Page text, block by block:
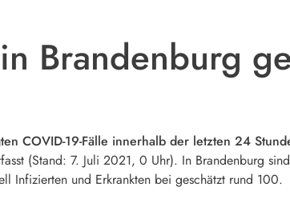
Brandenburg
COVID-19-Fälle innerhalb der letzten 24
(Stand: 7. Juli 2021, 0 Uhr). In Brandenburg
Infizierten und Erkrankten bei geschätzt rund 100.